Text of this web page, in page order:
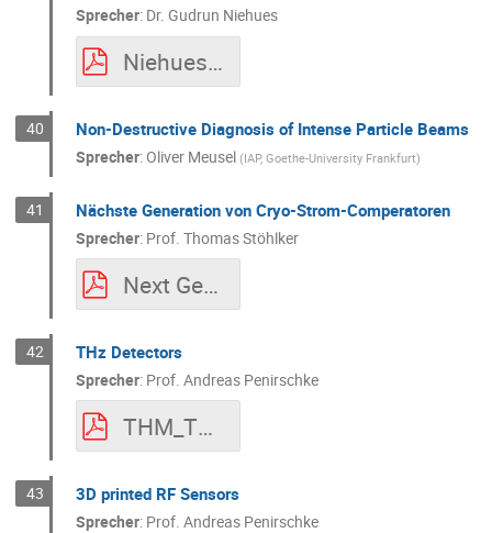
Sprecher: Dr. Gudrun Niehues
Niehues-2020_KfB-KIT-DiagnosticsColliders.pdf
40 Non-Destructive Diagnosis of Intense Particle Beams
Sprecher: Oliver Meusel (IAP, Goethe-University Frankfurt)
41 Nächste Generation von Cryo-Strom-Comperatoren
Sprecher: Prof. Thomas Stöhlker
Next Generation of CCCs_final.pdf
42 THz Detectors
Sprecher: Prof. Andreas Penirschke
THM_TUDa_THz Detector_Penirschke.pdf
43 3D printed RF Sensors
Sprecher: Prof. Andreas Penirschke